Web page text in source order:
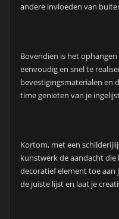
andere invloeden van
Bovendien is het
eenvoudig en snel te
bevestigingsmaterialen en
time genieten van je
Kortom, met een
kunstwerk de aandacht
decoratief element toe aan
de juiste lijst en laat je